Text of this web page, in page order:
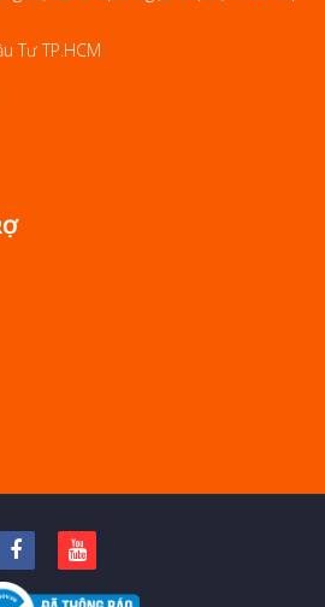
Tư TP.HCM